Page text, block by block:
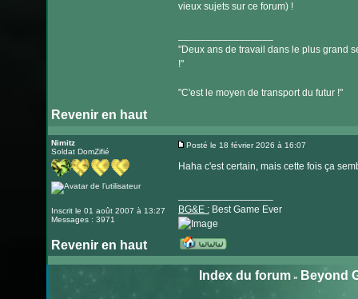
vieux sujets sur ce forum) !
"Deux ans de travail dans le plus grand
!"
"C'est le moyen de transport du futur !"
Revenir en haut
Nimitz
Soldat DomZifié
Inscrit le 01 août 2007 à 13:27
Messages : 3971
Posté le 18 février 2026 à 16:07
Haha c'est certain, mais cette fois ça
BG&E :Best Game Ever
Revenir en haut
Visiter
le
Index du forum» Beyond